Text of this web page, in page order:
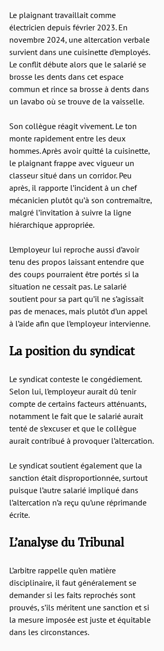
Le plaignant travaillait comme
électricien depuis février 2023. En
novembre 2024, une altercation verbale
survient dans une cuisinette d’employés.
Le conflit débute alors que le salarié se
brosse les dents dans cet espace
commun et rince sa brosse à dents dans
un lavabo où se trouve de la vaisselle.
Son collègue réagit vivement. Le ton
monte rapidement entre les deux
hommes. Après avoir quitté la cuisinette,
le plaignant frappe avec vigueur un
classeur situé dans un corridor. Peu
après, il rapporte l’incident à un chef
mécanicien plutôt qu’à son contremaître,
malgré l’invitation à suivre la ligne
hiérarchique appropriée.
L’employeur lui reproche aussi d’avoir
tenu des propos laissant entendre que
des coups pourraient être portés si la
situation ne cessait pas. Le salarié
soutient pour sa part qu’il ne s’agissait
pas de menaces, mais plutôt d’un appel
à l’aide afin que l’employeur intervienne.
La position du syndicat
Le syndicat conteste le congédiement.
Selon lui, l’employeur aurait dû tenir
compte de certains facteurs atténuants,
notamment le fait que le salarié aurait
tenté de s’excuser et que le collègue
aurait contribué à provoquer l’altercation.
Le syndicat soutient également que la
sanction était disproportionnée, surtout
puisque l’autre salarié impliqué dans
l’altercation n’a reçu qu’une réprimande
écrite.
L’analyse du Tribunal
L’arbitre rappelle qu’en matière
disciplinaire, il faut généralement se
demander si les faits reprochés sont
prouvés, s’ils méritent une sanction et si
la mesure imposée est juste et équitable
dans les circonstances.